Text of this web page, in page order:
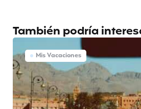
También podría
Mis Vacaciones